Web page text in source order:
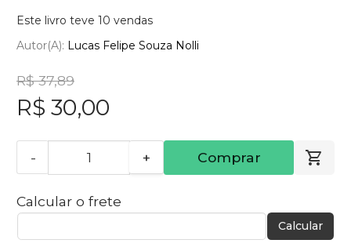
Este livro teve 10 vendas
Autor(a): Lucas Felipe Souza Nolli
R$ 37,89
R$ 30,00
- + Comprar
Calcular o frete
Calcular